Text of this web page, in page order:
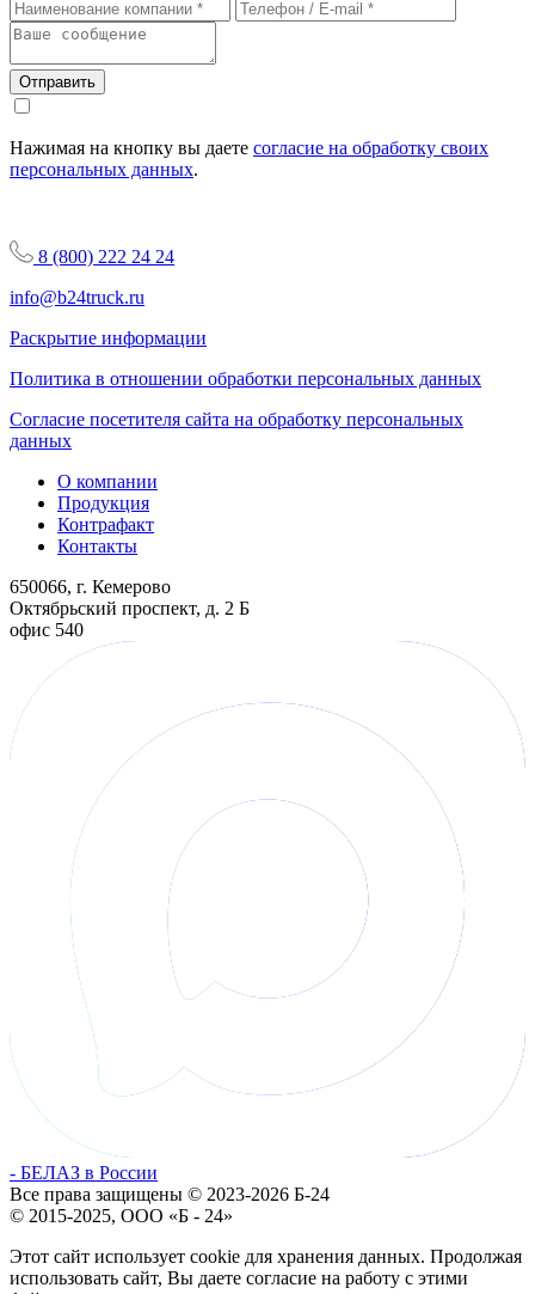
Отправить
Нажимая на кнопку вы даете согласие на обработку своих
персональных данных.
8 (800) 222 24 24
info@b24truck.ru
Раскрытие информации
Политика в отношении обработки персональных данных
Согласие посетителя сайта на обработку персональных
данных
О компании
Продукция
Контрафакт
Контакты
650066, г. Кемерово
Октябрьский проспект, д. 2 Б
офис 540
- БЕЛАЗ в России
Все права защищены © 2023-2026 Б-24
© 2015-2025, ООО «Б - 24»
Этот сайт использует cookie для хранения данных. Продолжая
использовать сайт, Вы даете согласие на работу с этими